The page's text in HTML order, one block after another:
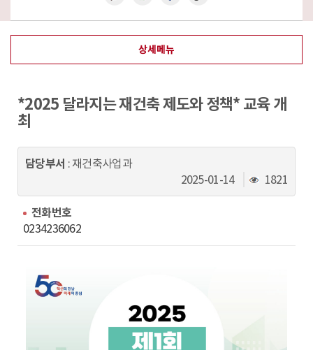
지
메
인
이
동
상세메뉴
*2025 달라지는 재건축 제도와 정책* 교육 개
최
담당부서 : 재건축사업과
2025-01-14
조
회
1821
전화번호
0234236062